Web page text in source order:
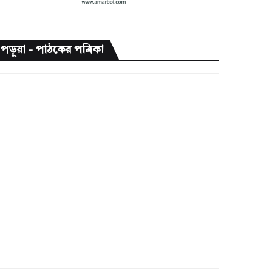
পড়ুয়া - পাঠকের পত্রিকা